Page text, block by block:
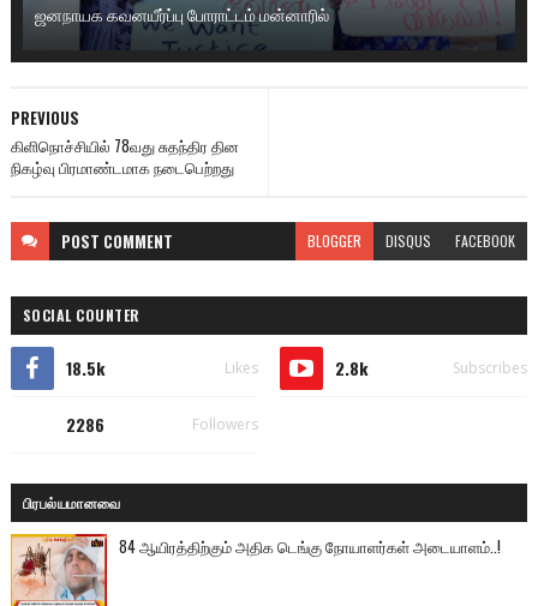
ஜனநாயக கவனயீர்ப்பு போராட்டம் மன்னாரில்
PREVIOUS
கிளிநொச்சியில் 78வது சுதந்திர தின
நிகழ்வு பிரமாண்டமாக நடைபெற்றது
POST COMMENT BLOGGER DISQUS FACEBOOK
SOCIAL COUNTER
18.5k Likes 2.8k Subscribes
2286 Followers
பிரபல்யமானவை
84 ஆயிரத்திற்கும் அதிக டெங்கு நோயாளர்கள் அடையாளம்..!